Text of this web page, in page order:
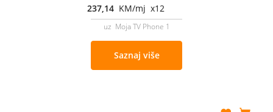
237,14 KM/mj x12
uz Moja TV Phone 1
Saznaj više